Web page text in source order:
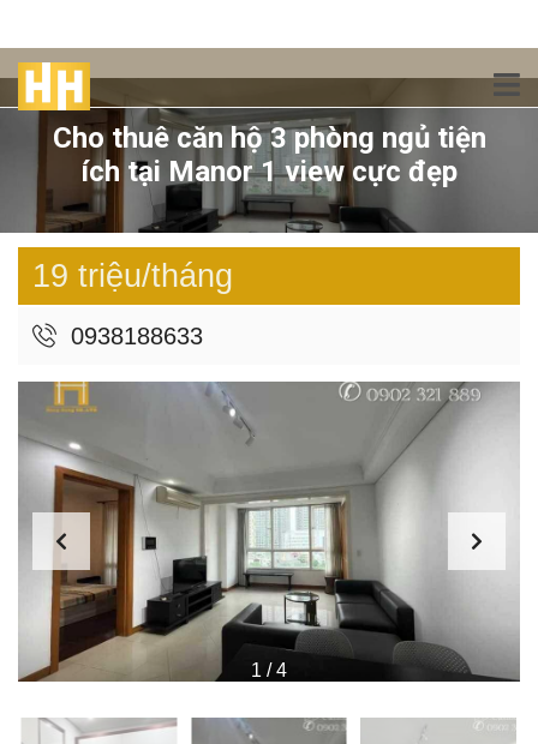
Cho thuê căn hộ 3 phòng ngủ tiện
ích tại Manor 1 view cực đẹp
19 triệu/tháng
0938188633
1 /4